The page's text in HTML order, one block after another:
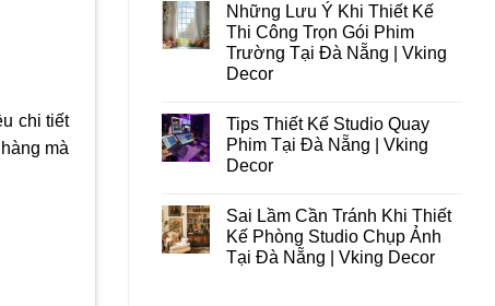
chi tiết
mà
Thi
Công
Studio
Chụp
Ảnh
Tại
Vking
Decor
bình
luận
ở
Những
Lưu
Ý
Kế
Thi
Công
Trọn
Quay
Phim
Tại
Đà
Nẵng
Những Lưu Ý Khi Thiết Kế
Thi Công Trọn Gói Phim
Trường Tại Đà Nẵng | Vking
Decor
bình
luận
ở
Những
Khi
Thiết
Kế
Thi
Công
Tips Thiết Kế Studio Quay
Phim Tại Đà Nẵng | Vking
Decor
bình
luận
ở
Tips
Sai Lầm Cần Tránh Khi Thiết
Kế Phòng Studio Chụp Ảnh
Tại Đà Nẵng | Vking Decor